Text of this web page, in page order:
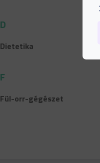
D
Dietetika
F
Fül-orr-gégészet